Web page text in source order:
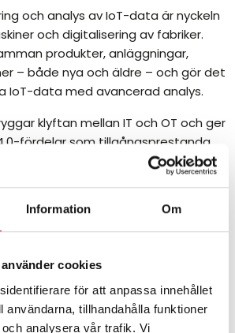
Information Om
cookies
för att anpassa innehållet
användarna, tillhandahålla funktioner
analysera vår trafik. Vi
och analys av IoT-data är nyckeln
och digitalisering av fabriker.
produkter, anläggningar,
– både nya och äldre – och gör det
IoT-data med avancerad analys.
klyftan mellan IT och OT och ger
fördelar som tillgångsprestanda,
prediktivt underhåll och